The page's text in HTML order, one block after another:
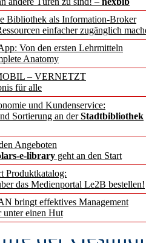
Bibliothek als Information-Broker
einfacher zugänglich
Von den ersten Lehrmitteln
Anatomy
– VERNETZT
für alle
und Kundenservice:
Sortierung an derStadtbibliothek
Angeboten
e-library geht an den Start
Produktkatalog:
das Medienportal Le2B bestellen!
bringt effektives Management
einen Hut
für
in
Institut neu
und
Intelligenz
der